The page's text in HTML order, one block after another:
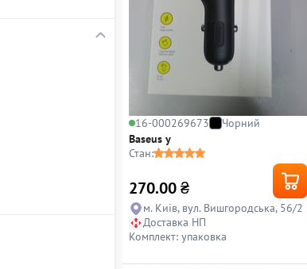
16-000269673
Чорний
Baseus y
Стан:
270.00₴
м. Київ, вул. Вишгородська, 56/2
Доставка НП
Комплект: упаковка